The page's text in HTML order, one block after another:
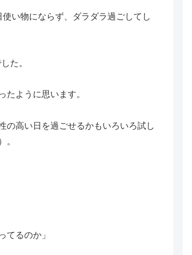
い物にならず、ダラダラ過ごしてし
た。
たように思います。
の高い日を過ごせるかもいろいろ試し
。
てるのか」